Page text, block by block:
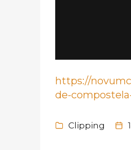
https://
de-
Clipping